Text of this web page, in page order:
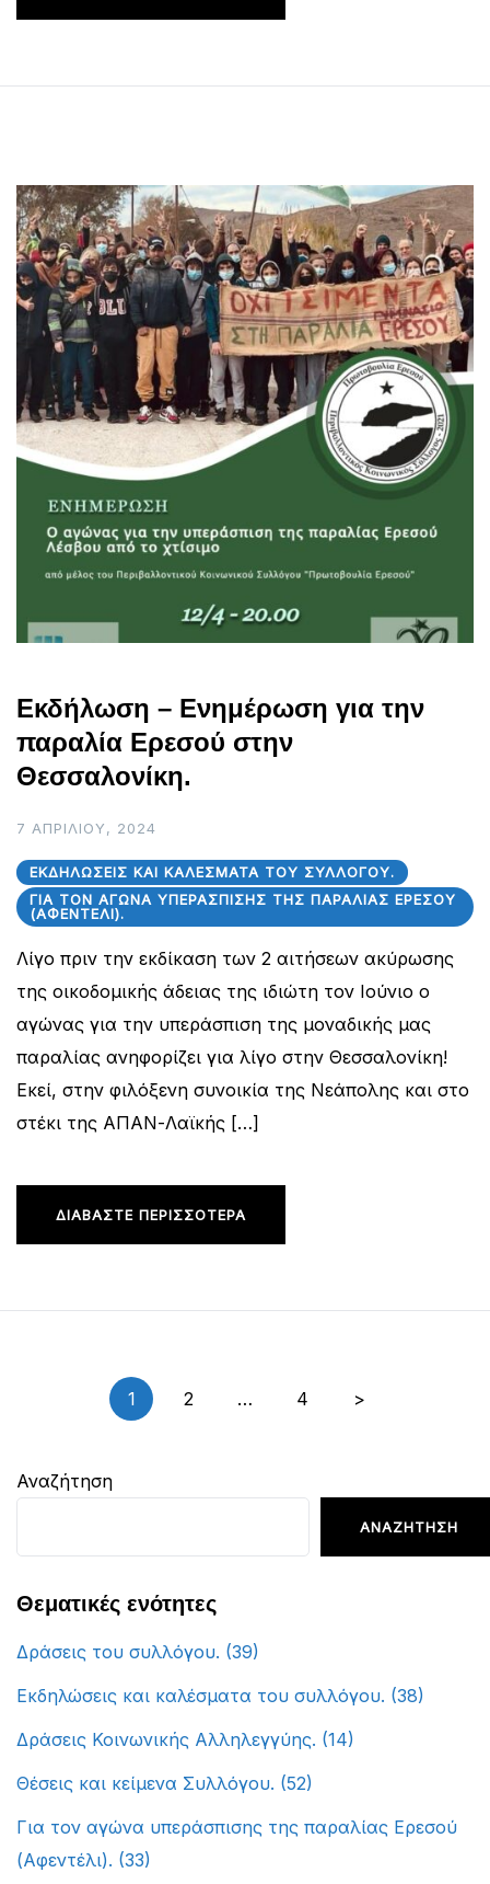
Εκδήλωση – Ενημέρωση για την
παραλία Ερεσού στην
Θεσσαλονίκη.
7 ΑΠΡΙΛΊΟΥ, 2024
ΕΚΔΗΛΏΣΕΙΣ ΚΑΙ ΚΑΛΈΣΜΑΤΑ ΤΟΥ ΣΥΛΛΌΓΟΥ.
ΓΙΑ ΤΟΝ ΑΓΏΝΑ ΥΠΕΡΆΣΠΙΣΗΣ ΤΗΣ ΠΑΡΑΛΊΑΣ ΕΡΕΣΟΎ
(ΑΦΕΝΤΈΛΙ).
Λίγο πριν την εκδίκαση των 2 αιτήσεων ακύρωσης
της οικοδομικής άδειας της ιδιώτη τον Ιούνιο ο
αγώνας για την υπεράσπιση της μοναδικής μας
παραλίας ανηφορίζει για λίγο στην Θεσσαλονίκη!
Εκεί, στην φιλόξενη συνοικία της Νεάπολης και στο
στέκι της ΑΠΑΝ-Λαϊκής […]
ΔΙΑΒΆΣΤΕ ΠΕΡΙΣΣΌΤΕΡΑ
Σελιδοποίηση
1 2 … 4 >
Αναζήτηση
ΑΝΑΖΉΤΗΣΗ
Θεματικές ενότητες
Δράσεις του συλλόγου. (39)
Εκδηλώσεις και καλέσματα του συλλόγου. (38)
Δράσεις Κοινωνικής Αλληλεγγύης. (14)
Θέσεις και κείμενα Συλλόγου. (52)
Για τον αγώνα υπεράσπισης της παραλίας Ερεσού
(Αφεντέλι). (33)